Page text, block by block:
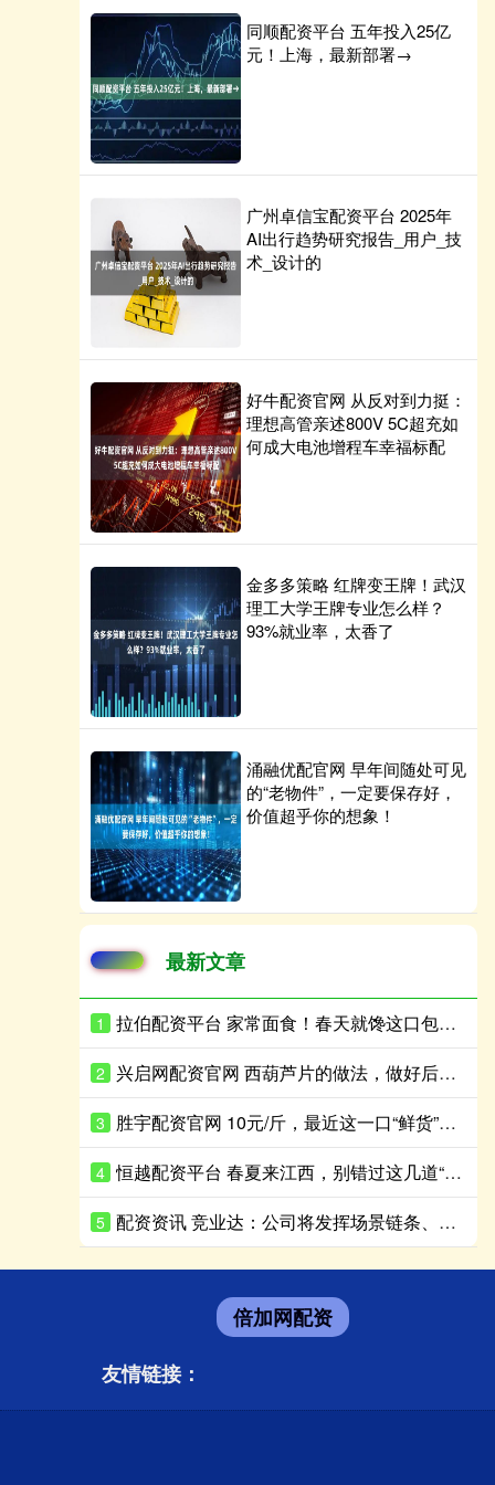
同顺配资平台 五年投入25亿
元！上海，最新部署→
广州卓信宝配资平台 2025年
AI出行趋势研究报告_用户_技
术_设计的
好牛配资官网 从反对到力挺：
理想高管亲述800V 5C超充如
何成大电池增程车幸福标配
金多多策略 红牌变王牌！武汉
理工大学王牌专业怎么样？
93%就业率，太香了
涌融优配官网 早年间随处可见
的“老物件”，一定要保存好，
价值超乎你的想象！
最新文章
1 拉伯配资平台 家常面食！春天就馋这口包子，鲜过韭菜，清爽鲜香，鲜到停不了嘴
2 兴启网配资官网 西葫芦片的做法，做好后炒煎凉拌都好吃，清爽脆嫩
3 胜宇配资官网 10元/斤，最近这一口“鲜货”正肥！摊主：一天上百斤不够卖
4 恒越配资平台 春夏来江西，别错过这几道“花朵”美食
5 配资资讯 竞业达：公司将发挥场景链条、训练数据及大模型技术优势，把握市场机遇
倍加网配资
友情链接：